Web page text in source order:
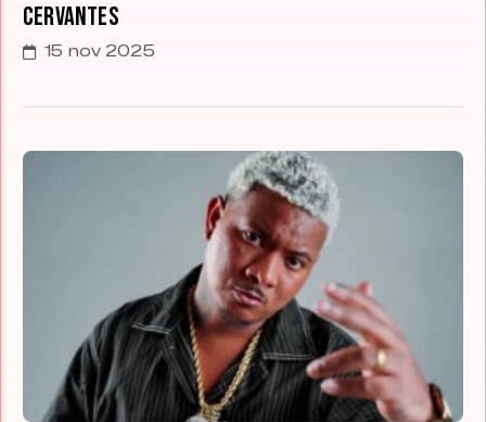
Cervantes
15 nov 2025